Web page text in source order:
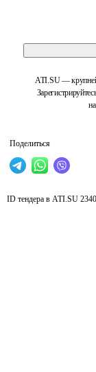
ATI.SU —
Поделиться
ID тендера в ATI.SU 2340